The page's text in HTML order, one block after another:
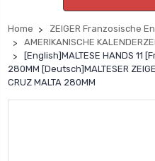
Home
ZEIGER Franzosische
AMERIKANISCHE
[English]MALTESE HANDS 11
280MM [Deutsch]MALTESER
CRUZ MALTA 280MM